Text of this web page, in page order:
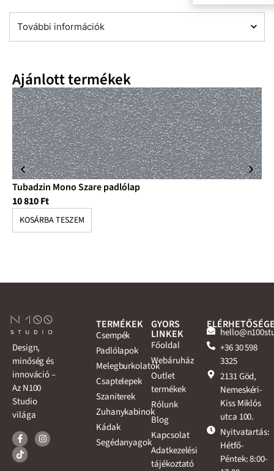
További információk
Ajánlott termékek
Tubadzin Mono Szare padlólap
10 810Ft
KOSÁRBA TESZEM
Design,
minőség és
innováció –
Az N100
Studio
világa
TERMÉKEK
Csempék
Padlólapok
Melegburkolatok
Csaptelepek
Szaniterek
Zuhanykabinok
Kádak
Segédanyagok
GYORS
LINKEK
Főoldal
Webáruház
Outlet
termékek
Rólunk
Blog
Kapcsolat
Adatkezelési
tájékoztató
+36 30 598
3325
2131 Göd,
Nemeskéri-
Kiss Miklós
utca 100.
Nyitvatartás:
Hétfő-
Péntek: 8:00-